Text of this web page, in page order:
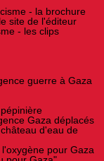
- la brochure
site de l'éditeur
- les clips
guerre à Gaza
Gaza déplacés
d'eau de
pour Gaza